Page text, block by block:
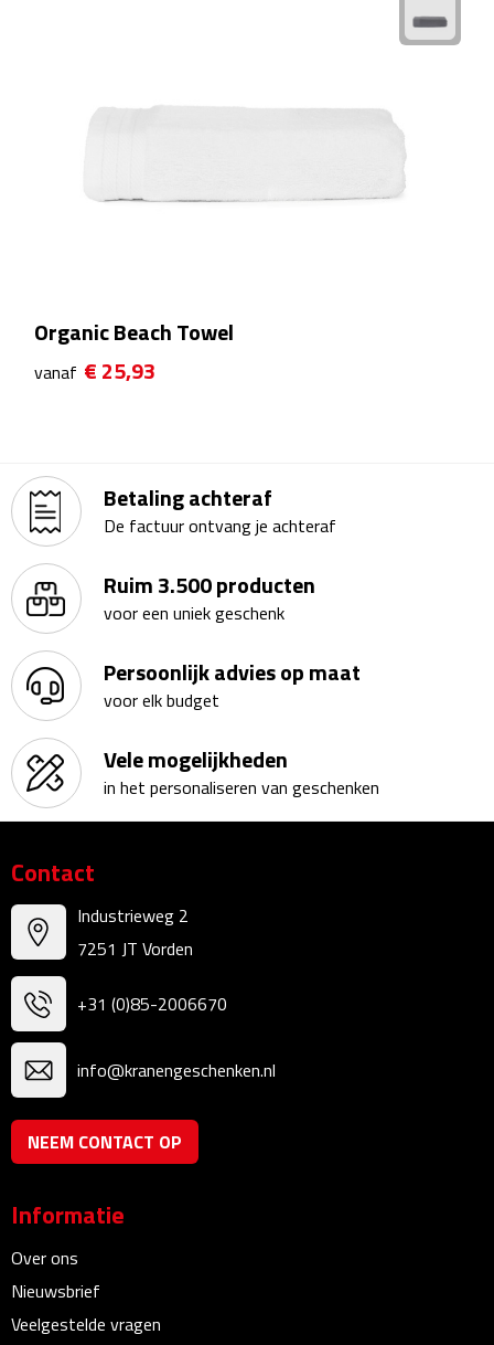
Theeglazen
Schoteltjes
Agenda's & Kalenders
Agenda's
Kalenders
Beurs & Evenementen
Banners
Barmatten
Visitekaartjes
Vlaggen
Bureau Toebehoren
Bureaulampen
Bureau onderleggers
Bureau organizers
Bureausets
Organic Beach Towel
vanaf € 25,93
Betaling achteraf
De factuur ontvang je achteraf
Ruim 3.500 producten
voor een uniek geschenk
Persoonlijk advies op maat
voor elk budget
Vele mogelijkheden
in het personaliseren van geschenken
Contact
Industrieweg 2
7251 JT Vorden
+31 (0)85-2006670
info@kranengeschenken.nl
NEEM CONTACT OP
Informatie
Over ons
Nieuwsbrief
Veelgestelde vragen